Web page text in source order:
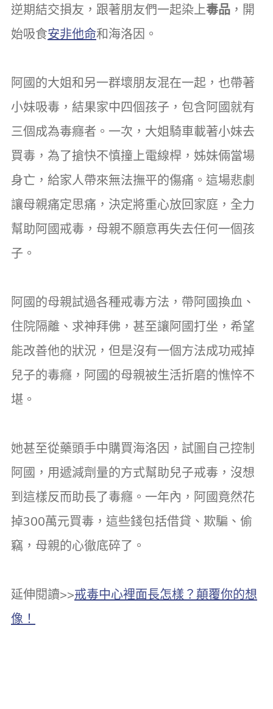
逆期結交損友，跟著朋友們一起染上毒品 ，開
始吸食安非他命和海洛因。
阿國的大姐和另一群壞朋友混在一起，也帶著
小妹吸毒，結果家中四個孩子，包含阿國就有
三個成為毒癮者。一次，大姐騎車載著小妹去
買毒，為了搶快不慎撞上電線桿，姊妹倆當場
身亡，給家人帶來無法撫平的傷痛。這場悲劇
讓母親痛定思痛，決定將重心放回家庭，全力
幫助阿國戒毒，母親不願意再失去任何一個孩
子。
阿國的母親試過各種戒毒方法，帶阿國換血、
住院隔離、求神拜佛，甚至讓阿國打坐，希望
能改善他的狀況，但是沒有一個方法成功戒掉
兒子的毒癮，阿國的母親被生活折磨的憔悴不
堪。
她甚至從藥頭手中購買海洛因，試圖自己控制
阿國，用遞減劑量的方式幫助兒子戒毒，沒想
到這樣反而助長了毒癮。一年內，阿國竟然花
掉300萬元買毒，這些錢包括借貸、欺騙、偷
竊，母親的心徹底碎了。
延伸閱讀>>戒毒中心裡面長怎樣？顛覆你的想
像！